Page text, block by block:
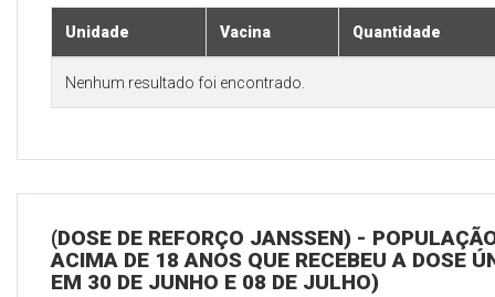
Unidade Vacina Quantidade
Nenhum resultado foi encontrado.
(DOSE DE REFORÇO JANSSEN) -
ACIMA DE 18 ANOS QUE RECEBEU A DOSE
EM 30 DE JUNHO E 08 DE JULHO)